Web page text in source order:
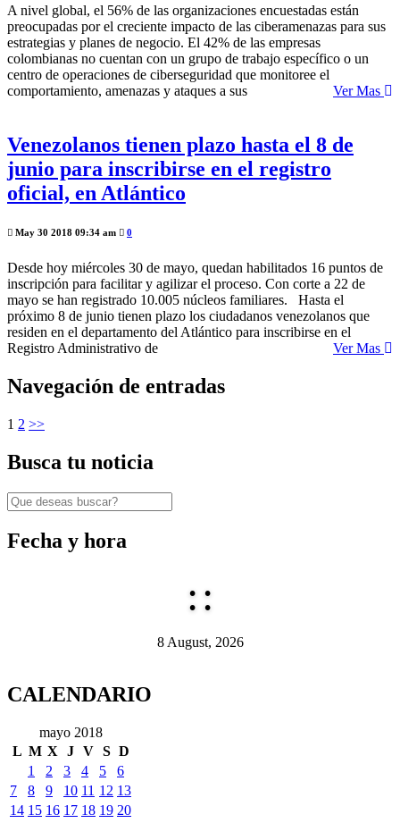
A nivel global, el 56% de las organizaciones encuestadas están
preocupadas por el creciente impacto de las ciberamenazas para sus
estrategias y planes de negocio. El 42% de las empresas
colombianas no cuentan con un grupo de trabajo específico o un
centro de operaciones de ciberseguridad que monitoree el
comportamiento, amenazas y ataques a sus
Ver Mas
Venezolanos tienen plazo hasta el 8 de
junio para inscribirse en el registro
oficial, en Atlántico
May 30 2018 09:34 am 0
Desde hoy miércoles 30 de mayo, quedan habilitados 16 puntos de
inscripción para facilitar y agilizar el proceso. Con corte a 22 de
mayo se han registrado 10.005 núcleos familiares. Hasta el
próximo 8 de junio tienen plazo los ciudadanos venezolanos que
residen en el departamento del Atlántico para inscribirse en el
Registro Administrativo de
Ver Mas
Navegación de entradas
1 2 >>
Busca tu noticia
Fecha y hora
::
8 August, 2026
CALENDARIO
mayo 2018
L M X J V S D
1
2 3 4 5
6
7
8 9 10 11 12 13
14 15 16 17 18 19 20